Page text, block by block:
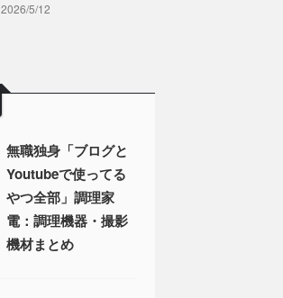
2026/5/12
無職独身「ブログと
Youtubeで使ってる
やつ全部」調理家
電：調理機器・撮影
機材まとめ